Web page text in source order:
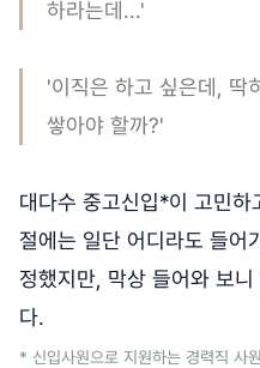
하라는데...'
'이직은 하고 싶은데, 딱
쌓아야 할까?'
대다수 중고신입*이 고민하
절에는 일단 어디라도 들어
정했지만, 막상 들어와 보
다.
* 신입사원으로 지원하는 경력직 사원